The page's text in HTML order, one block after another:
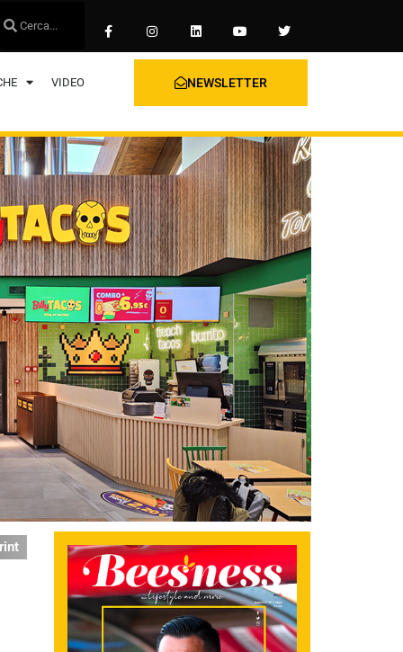
VIDEO NEWSLETTER